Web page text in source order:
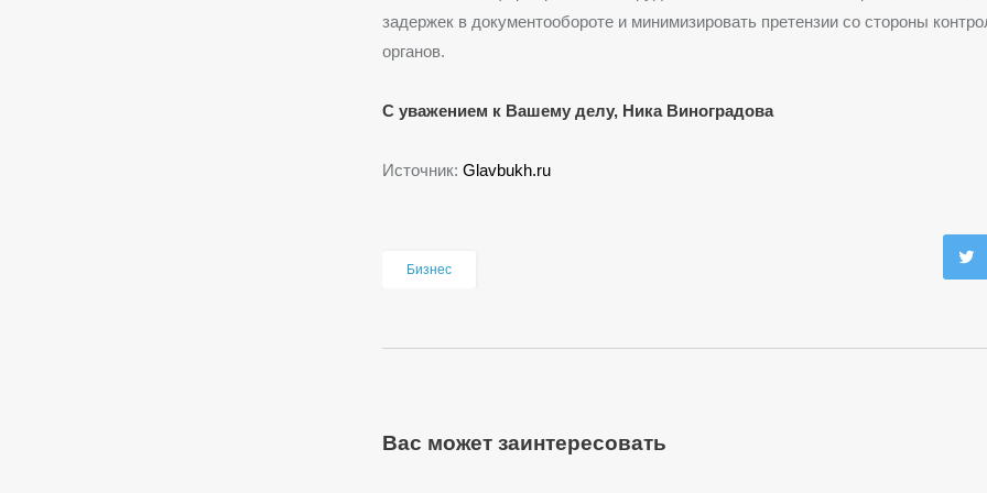
задержек в документообороте и минимизировать претензии со стороны
органов.
С уважением к Вашему делу, Ника Виноградова
Источник: Glavbukh.ru
Бизнес
Вас может заинтересовать